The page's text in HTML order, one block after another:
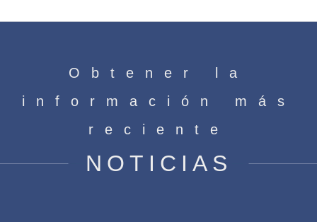
Obtener la
información más
reciente
NOTICIAS